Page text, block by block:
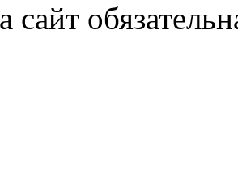
сайт